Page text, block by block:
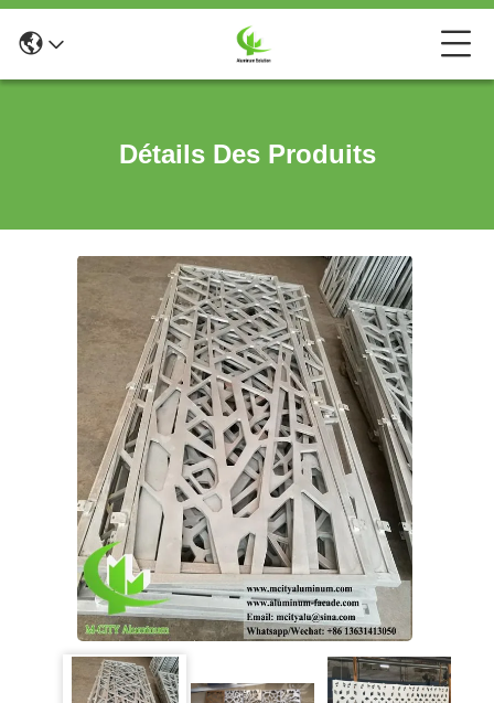
Détails Des Produits